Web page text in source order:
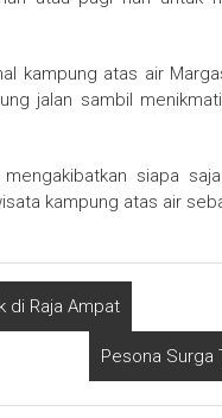
kampung atas air
jalan sambil
siapa
kampung atas air
di Raja Ampat
Pesona Surga